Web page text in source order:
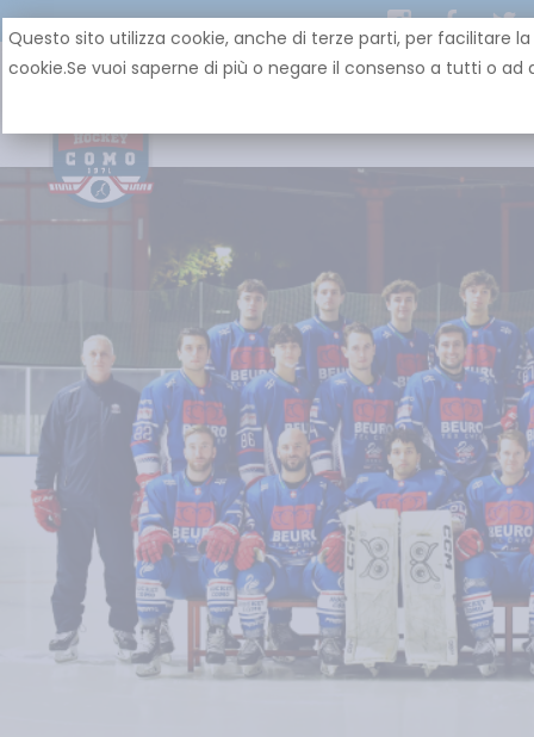
Questo sito utilizza cookie, anche di terze parti, per facilitare
cookie.Se vuoi saperne di più o negare il consenso a tutti o ad